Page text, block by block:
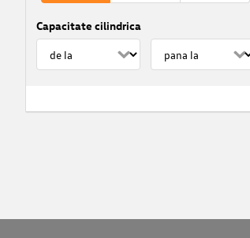
Capacitate cilindrica